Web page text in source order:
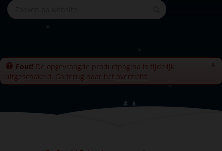
x
Fout! De opgevraagde productpagina is tijdelijk
uitgeschakeld. Ga terug naar het overzicht